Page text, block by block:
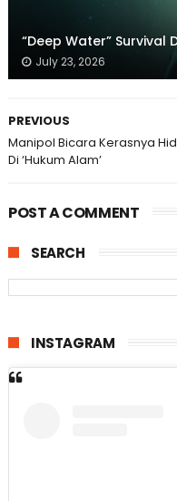
“Deep Water” Survival
July 23, 2026
PREVIOUS
Manipol Bicara Kerasnya
Di ‘Hukum Alam’
POST A COMMENT
SEARCH
INSTAGRAM